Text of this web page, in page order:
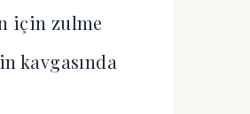
için zulme
kavgasında